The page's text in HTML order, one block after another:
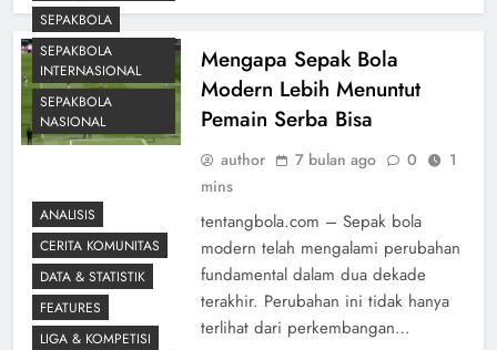
SEPAKBOLA
SEPAKBOLA
INTERNASIONAL
SEPAKBOLA
NASIONAL
Mengapa Sepak Bola
Modern Lebih Menuntut
Pemain Serba Bisa
author 7 bulan ago 0
1
mins
tentangbola.com – Sepak bola
modern telah mengalami perubahan
fundamental dalam dua dekade
terakhir. Perubahan ini tidak hanya
terlihat dari perkembangan…
ANALISIS
CERITA KOMUNITAS
DATA & STATISTIK
FEATURES
LIGA & KOMPETISI